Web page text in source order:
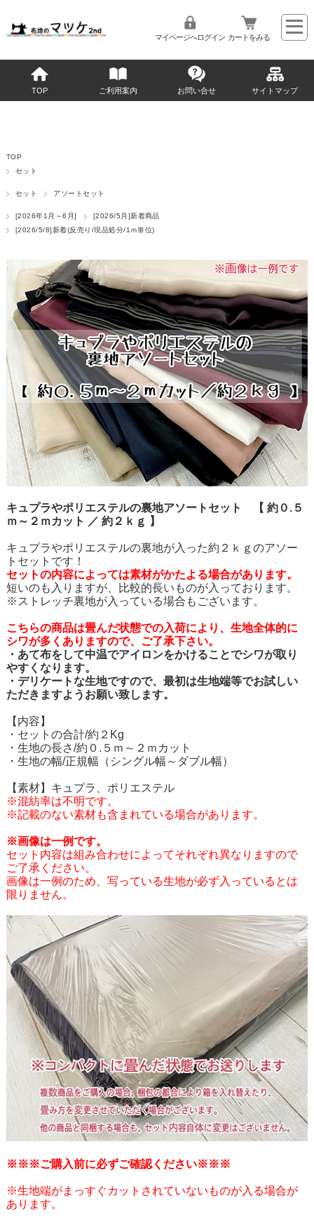
マイページへログイン カートをみる
TOP ご利用案内 お問い合せ サイトマップ
TOP
セット
セット アソートセット
[2026年1月～6月]
[2026/5月]新着商品
[2026/5/8]新着(反売り/現品処分/1ｍ単位)
キュプラやポリエステルの裏地アソートセット 【 約０.５
ｍ～２ｍカット ／ 約２ｋｇ 】
キュプラやポリエステルの裏地が入った約２ｋｇのアソー
トセットです！
セットの内容によっては素材がかたよる場合があります。
短いのも入りますが、比較的長いものが入っております。
※ストレッチ裏地が入っている場合もございます。
こちらの商品は畳んだ状態での入荷により、生地全体的に
シワが多くありますので、ご了承下さい。
・あて布をして中温でアイロンをかけることでシワが取り
やすくなります。
・デリケートな生地ですので、最初は生地端等でお試しい
ただきますようお願い致します。
【内容】
・セットの合計/約２Kg
・生地の長さ/約０.５ｍ～２ｍカット
・生地の幅/正規幅（シングル幅～ダブル幅）
【素材】キュプラ、ポリエステル
※混紡率は不明です。
※記載のない素材も含まれている場合があります。
※画像は一例です。
セット内容は組み合わせによってそれぞれ異なりますので
ご了承ください。
画像は一例のため、写っている生地が必ず入っているとは
限りません。
※※※ご購入前に必ずご確認ください※※※
※生地端がまっすぐカットされていないものが入る場合が
あります。